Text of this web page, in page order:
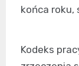
końca roku,
Kodeks